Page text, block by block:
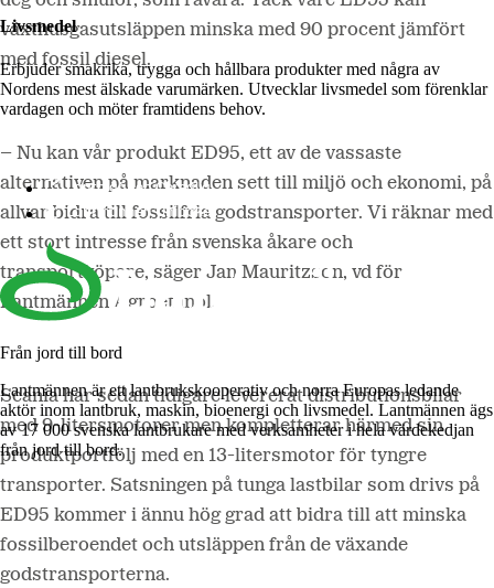
Livsmedel
Erbjuder smakrika, trygga och hållbara produkter med några av
Nordens mest älskade varumärken. Utvecklar livsmedel som förenklar
vardagen och möter framtidens behov.
Lantmännen Cerealia
Lantmännen Unibake
Från jord till bord
Lantmännen är ett lantbrukskooperativ och norra Europas ledande
aktör inom lantbruk, maskin, bioenergi och livsmedel. Lantmännen ägs
av 17 000 svenska lantbrukare med verksamheter i hela värdekedjan
från jord till bord.
växthusgasutsläppen minska med 90 procent jämfört
med fossil diesel.
– Nu kan vår produkt ED95, ett av de vassaste
alternativen på marknaden sett till miljö och ekonomi, på
allvar bidra till fossilfria godstransporter. Vi räknar med
ett stort intresse från svenska åkare och
transportköpare, säger Jan Mauritzson, vd för
Lantmännen Agroetanol.
Scania har sedan tidigare levererat distributionsbilar
med 9-litersmotorer men kompletterar härmed sin
produktportfölj med en 13-litersmotor för tyngre
transporter. Satsningen på tunga lastbilar som drivs på
ED95 kommer i ännu hög grad att bidra till att minska
fossilberoendet och utsläppen från de växande
godstransporterna.